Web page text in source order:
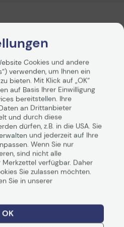
können Sie den
Zugang optimal
gleichzeitig von Stauraum
andere
HP Inc.
Cookies und andere
verwenden, um Ihnen ein
bieten. Mit Klick auf „OK“
auf Basis Ihrer Einwilligung
bereitstellen. Ihre
an Drittanbieter
und durch diese
dürfen, z.B. in die USA. Sie
und jederzeit auf Ihre
Wenn Sie nur
sind nicht alle
verfügbar. Daher
Sie zulassen möchten.
Sie in unserer
OK